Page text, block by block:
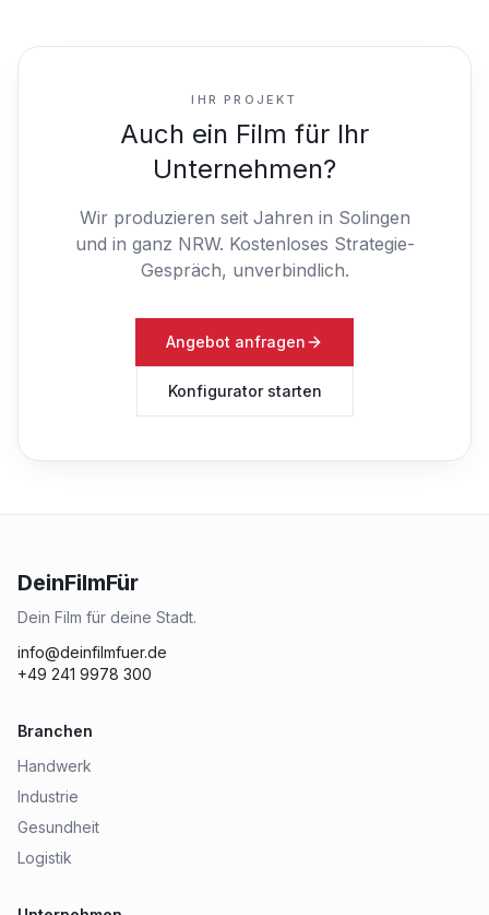
IHR PROJEKT
Auch ein Film für Ihr
Unternehmen?
Wir produzieren seit Jahren in Solingen
und in ganz NRW. Kostenloses Strategie-
Gespräch, unverbindlich.
Angebot anfragen
Konfigurator starten
DeinFilmFür
Dein Film für deine Stadt.
info@deinfilmfuer.de
+49 241 9978 300
Branchen
Handwerk
Industrie
Gesundheit
Logistik